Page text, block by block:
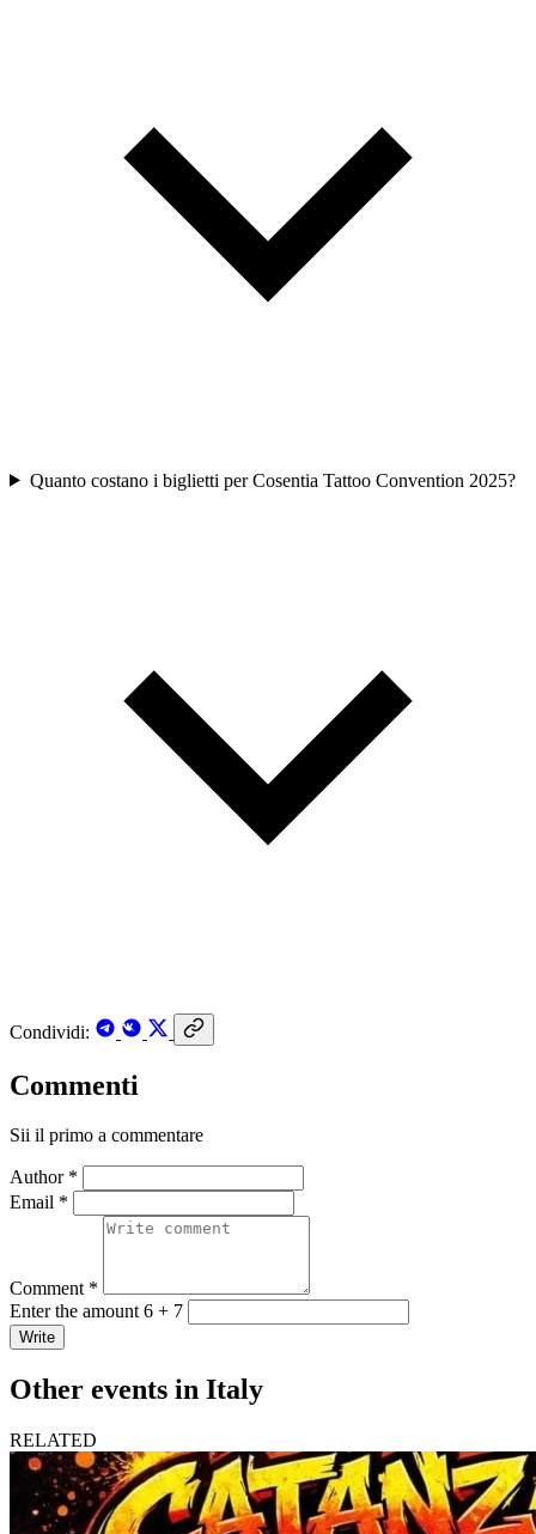
Quanto costano i biglietti per Cosentia Tattoo Convention 2025?
Condividi:
Commenti
Sii il primo a commentare
Author *
Email *
Comment *
Enter the amount 6 + 7
Write
Other events in Italy
RELATED